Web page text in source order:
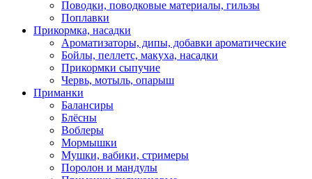
Поводки, поводковые материалы, гильзы
Поплавки
Прикормка, насадки
Ароматизаторы, дипы, добавки ароматические
Бойлы, пеллетс, макуха, насадки
Прикормки сыпучие
Червь, мотыль, опарыш
Приманки
Балансиры
Блёсны
Воблеры
Мормышки
Мушки, вабики, стримеры
Поролон и мандулы